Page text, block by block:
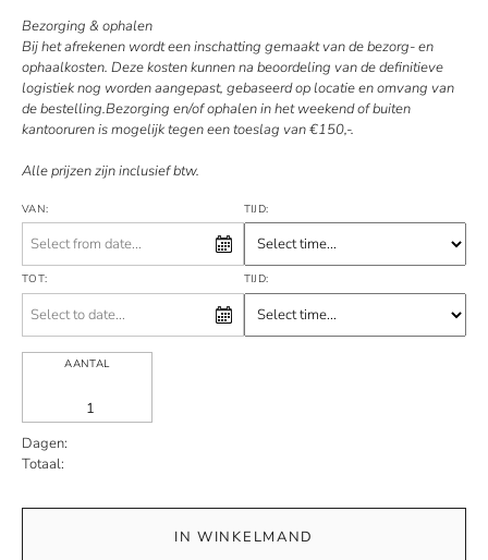
Bezorging & ophalen
Bij het afrekenen wordt een inschatting gemaakt van de bezorg- en
ophaalkosten. Deze kosten kunnen na beoordeling van de definitieve
logistiek nog worden aangepast, gebaseerd op locatie en omvang van
de bestelling.Bezorging en/of ophalen in het weekend of buiten
kantooruren is mogelijk tegen een toeslag van €150,-.
Alle prijzen zijn inclusief btw.
VAN: TIJD:
TOT: TIJD:
AANTAL
Dagen:
Totaal:
IN WINKELMAND